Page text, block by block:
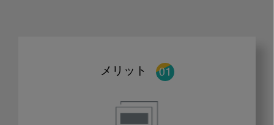
メリット